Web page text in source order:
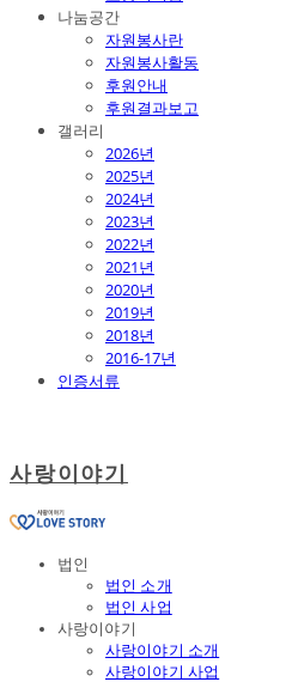
나눔공간
자원봉사란
자원봉사활동
후원안내
후원결과보고
갤러리
2026년
2025년
2024년
2023년
2022년
2021년
2020년
2019년
2018년
2016-17년
인증서류
사랑이야기
법인
법인 소개
법인 사업
사랑이야기
사랑이야기 소개
사랑이야기 사업